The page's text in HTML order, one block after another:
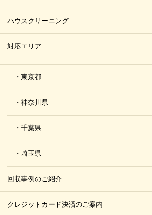
ハウスクリーニング
対応エリア
・東京都
・神奈川県
・千葉県
・埼玉県
回収事例のご紹介
クレジットカード決済のご案内